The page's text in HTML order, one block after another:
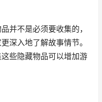
并不是必须要收集的，
深入地了解故事情节。
些隐藏物品可以增加游